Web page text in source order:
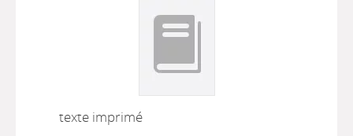
texte imprimé